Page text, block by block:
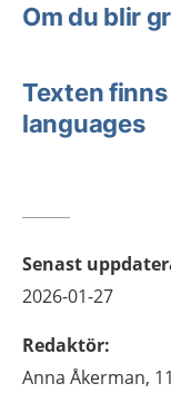
Om du blir
Texten
languages
Senast
2026-01-27
Redaktör:
Anna Åkerman,